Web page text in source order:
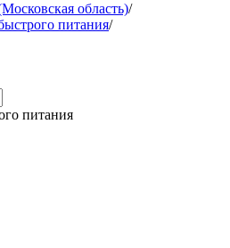
область)/
питания/
питания